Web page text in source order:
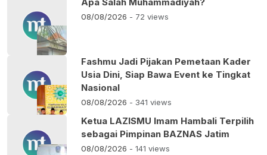
Apa Salah Muhammadiyah?
08/08/2026 - 72 views
Fashmu Jadi Pijakan Pemetaan Kader
Usia Dini, Siap Bawa Event ke Tingkat
Nasional
08/08/2026 - 341 views
Ketua LAZISMU Imam Hambali Terpilih
sebagai Pimpinan BAZNAS Jatim
08/08/2026 - 141 views